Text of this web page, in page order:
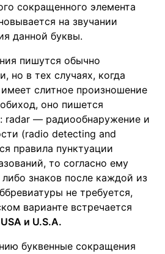
сокращенного элемента
на звучании
данной буквы.
пишутся обычно
но в тех случаях, когда
слитное произношение
оно пишется
radar — радиообнаружение и
(radio detecting and
правила пунктуации
то согласно ему
знаков после каждой из
не требуется,
варианте встречается
USA и U.S.A.
буквенные сокращения